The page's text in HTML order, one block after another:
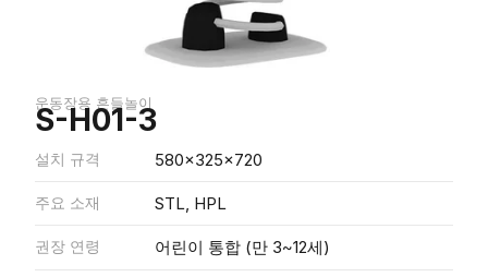
운동장용 흔들놀이
S-H01-3
설치 규격 580x325x720
주요 소재 STL, HPL
권장 연령 어린이 통합 (만 3~12세)